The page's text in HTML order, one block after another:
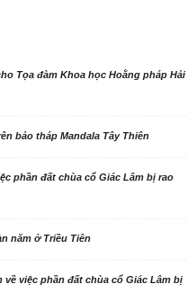
Tọa đàm Khoa học Hoằng pháp Hải
bảo tháp Mandala Tây Thiên
phần đất chùa cổ Giác Lâm bị rao
năm ở Triều Tiên
về việc phần đất chùa cổ Giác Lâm bị